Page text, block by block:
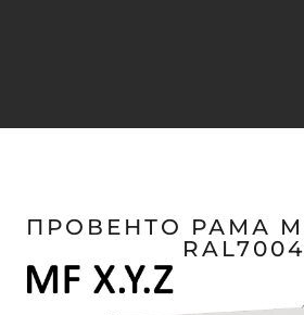
ПРОВЕНТО РАМА
RAL7004